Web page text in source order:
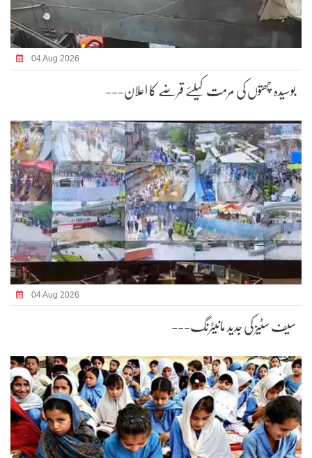
04 Aug 2026
بوسیدہ چھتوں کی مرمت کیلئے قرضے کا اعلان---
04 Aug 2026
سیف سٹیز کی جدید مانیٹرنگ---